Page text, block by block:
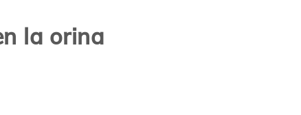
la orina